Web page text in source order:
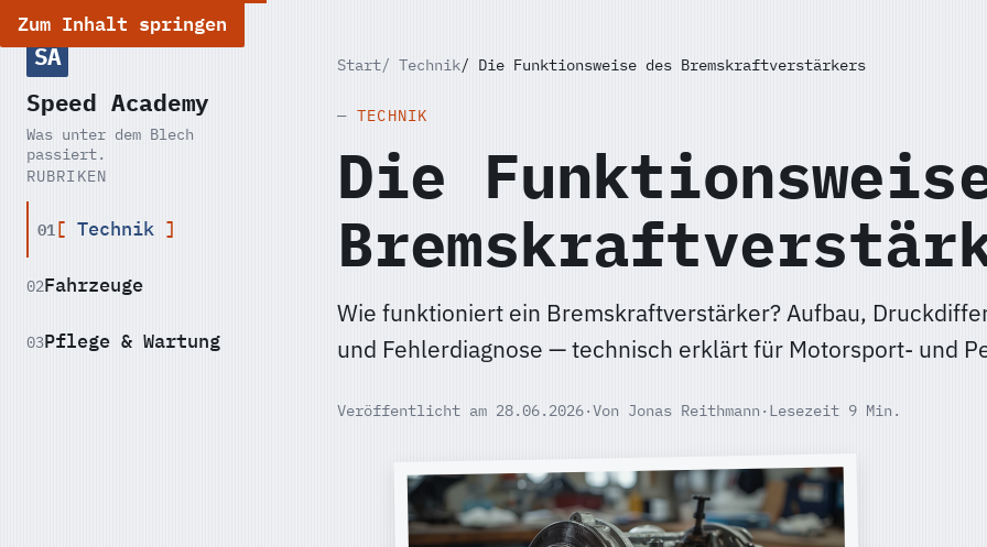
Zum Inhalt springen
SA
Speed Academy
Was unter dem Blech
passiert.
RUBRIKEN
01 Technik
02Fahrzeuge
03Pflege & Wartung
Start Technik Die Funktionsweise des Bremskraftverstärkers
TECHNIK
Die
Wie funktioniert ein Bremskraftverstärker? Aufbau,
und Fehlerdiagnose — technisch erklärt für Motorsport- und
Veröffentlicht am 28.06.2026·Von Jonas Reithmann · Lesezeit 9 Min.